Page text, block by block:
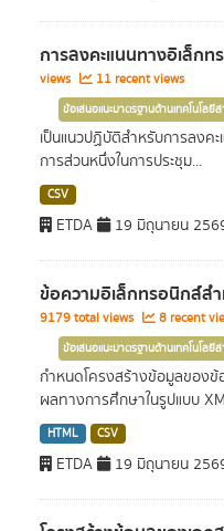
การลงคะแนนทางอิเล็กท
views
11 recent views
ข้อเสนอแนะมาตรฐานด้านเทคโนโลยี
เป็นแนวปฏิบัติสำหรับการลงค
การส่วนหนึ่งในการประชุม...
CSV
ETDA 19 มิถุนายน
ข้อความอิเล็กทรอนิกส์ส
9179 total views 8 recent
ข้อเสนอแนะมาตรฐานด้านเทคโนโลยี
กำหนดโครงสร้างข้อมูลของข้
ผลทางการศึกษาในรูปแบบ
HTML CSV
ETDA 19 มิถุนายน